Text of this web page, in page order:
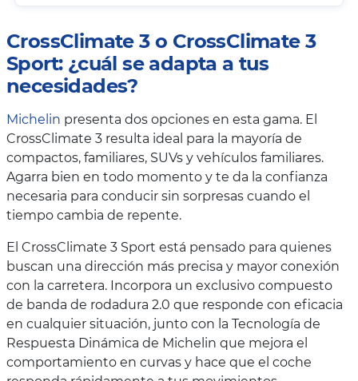
CrossClimate 3 o CrossClimate 3
Sport: ¿cuál se adapta a tus
necesidades?
Michelin presenta dos opciones en esta gama. El
CrossClimate 3 resulta ideal para la mayoría de
compactos, familiares, SUVs y vehículos familiares.
Agarra bien en todo momento y te da la confianza
necesaria para conducir sin sorpresas cuando el
tiempo cambia de repente.
El CrossClimate 3 Sport está pensado para quienes
buscan una dirección más precisa y mayor conexión
con la carretera. Incorpora un exclusivo compuesto
de banda de rodadura 2.0 que responde con eficacia
en cualquier situación, junto con la Tecnología de
Respuesta Dinámica de Michelin que mejora el
comportamiento en curvas y hace que el coche